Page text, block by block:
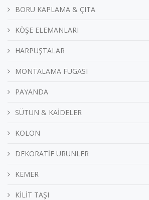
BORU KAPLAMA & ÇITA
KÖŞE ELEMANLARI
HARPUŞTALAR
MONTALAMA FUGASI
PAYANDA
SÜTUN & KAİDELER
KOLON
DEKORATİF ÜRÜNLER
KEMER
KİLİT TAŞI